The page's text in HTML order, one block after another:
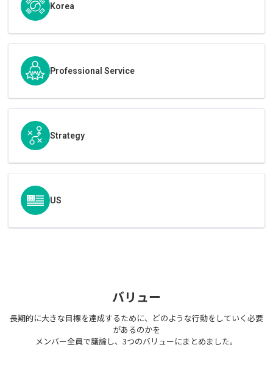
Korea
Professional Service
Strategy
US
バリュー
長期的に大きな目標を達成するために、どのような行動をしていく必要
があるのかを
メンバー全員で議論し、3つのバリューにまとめました。